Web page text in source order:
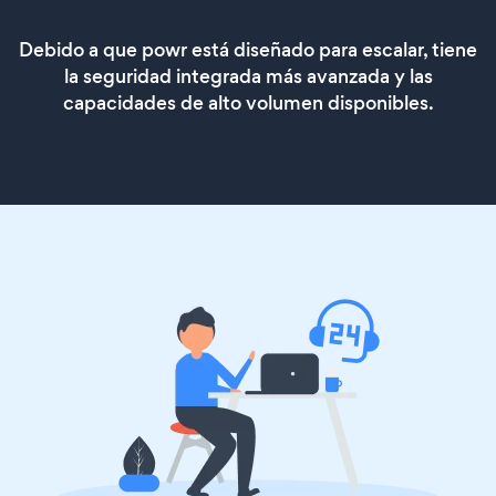
Debido a que powr está diseñado para escalar, tiene
la seguridad integrada más avanzada y las
capacidades de alto volumen disponibles.